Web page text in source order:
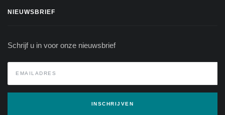
NIEUWSBRIEF
Schrijf u in voor onze nieuwsbrief
INSCHRIJVEN